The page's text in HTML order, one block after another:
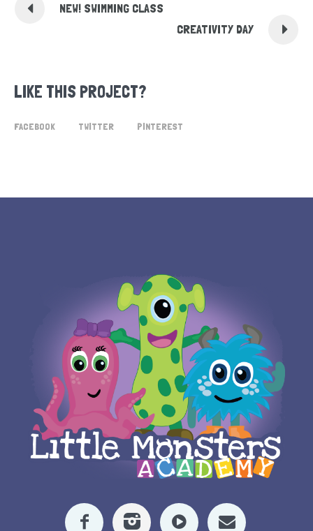
NEW! SWIMMING CLASS
CREATIVITY DAY
LIKE THIS PROJECT?
FACEBOOK TWITTER PINTEREST